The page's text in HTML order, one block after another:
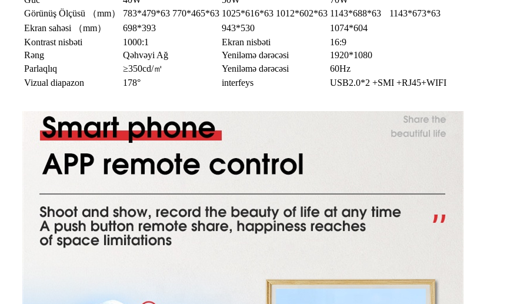
Görünüş Ölçüsü （mm）
783*479*63 770*465*63 1025*616*63 1012*602*63 1143*688*63
1143*673*63
Ekran sahəsi （mm）
698*393 943*530
1074*604
Kontrast nisbəti
1000:1 Ekran nisbəti
16:9
Rəng
Qəhvəyi Ağ Yeniləmə dərəcəsi
1920*1080
Parlaqlıq
≥350cd/㎡ Yeniləmə dərəcəsi
60Hz
Vizual diapazon
178° interfeys USB2.0*2 +SMI +RJ45+WIFI